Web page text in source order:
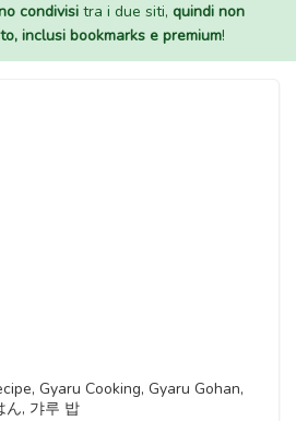
condivisi tra i due siti, quindi non
inclusi bookmarks e premium!
Gyaru Cooking, Gyaru Gohan,
, 갸루 밥